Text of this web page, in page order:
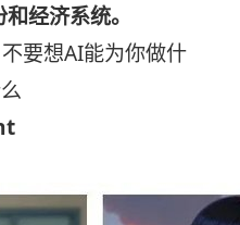
经济系统。
要想AI能为你做什